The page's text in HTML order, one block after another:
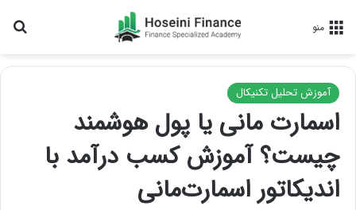
منو
آموزش تحلیل تکنیکال
اسمارت مانی یا پول هوشمند
چیست؟ آموزش کسب درآمد با
اندیکاتور اسمارت‌مانی